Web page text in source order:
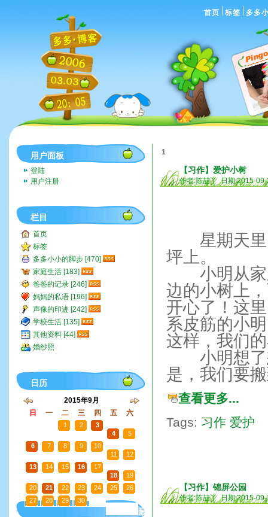
首页 标签 多多
1
【习作】爱护小树
作者:陈喆丫 日期:2015-
星期天里
坪上。
小明从家
边的小树上
开心了！这
系皮筋的小
这样，我们
小明想了想
是，我们要
查看更多...
Tags: 习作 爱护
【习作】锦屏公园
作者:陈喆丫 日期:2015-
用户面板
登陆
用户注册
栏目
首页
标签
多多小小的脚步 [470]
家庭生活 [183]
爸爸的记录 [246]
妈妈的私语 [196]
声像的印迹 [242]
学校生活 [135]
其他资料 [44]
婚纱照
日历
2015年9月
日
一 二 三 四 五 六
1 2
3
4
5
6
7 8 9
10
11
12
13
14 15 16
17
18
19
20
21 22 23 24 25
26
27
28 29 30
最